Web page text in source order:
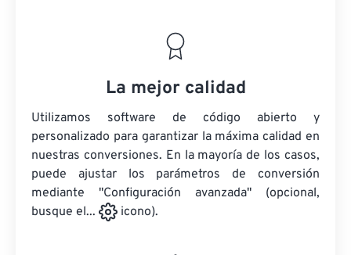
La mejor calidad
Utilizamos software de código abierto y
personalizado para garantizar la máxima calidad en
nuestras conversiones. En la mayoría de los casos,
puede ajustar los parámetros de conversión
mediante "Configuración avanzada" (opcional,
busque el...
icono).